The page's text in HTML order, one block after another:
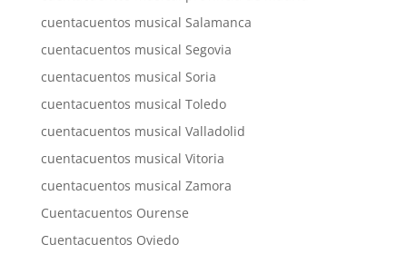
cuentacuentos musical Salamanca
cuentacuentos musical Segovia
cuentacuentos musical Soria
cuentacuentos musical Toledo
cuentacuentos musical Valladolid
cuentacuentos musical Vitoria
cuentacuentos musical Zamora
Cuentacuentos Ourense
Cuentacuentos Oviedo